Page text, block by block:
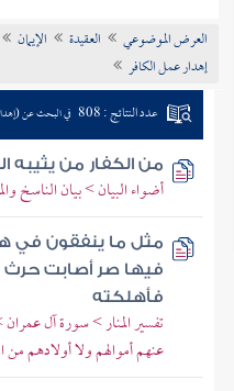
تراجم الأعلام
العرض الموضوعي العقيدة الإيمان
إهدار عمل الكافر
عدد النتائج : 808 في البحث عن
من الكفار من يثيبه
أضواء البيان > بيان الناسخ
مثل ما ينفقون في
فيها صر أصابت
فأهلكته
تفسير المنار > سورة آل
عنهم أموالهم ولا أولادهم من